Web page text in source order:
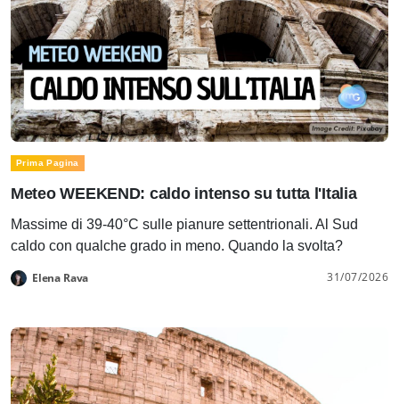
Prima Pagina
Meteo WEEKEND: caldo intenso su tutta l'Italia
Massime di 39-40°C sulle pianure settentrionali. Al Sud
caldo con qualche grado in meno. Quando la svolta?
Elena Rava 31/07/2026